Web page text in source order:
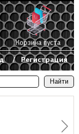
/ Регистрация
Корзина пуста